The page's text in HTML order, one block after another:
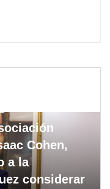
Cohen,
a la
considerar